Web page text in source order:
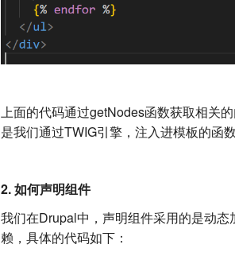
上面的代码通过getNodes函数获取相关
是我们通过TWIG引擎，注入进模板的函
2. 如何声明组件
我们在Drupal中，声明组件采用的是动
赖，具体的代码如下：